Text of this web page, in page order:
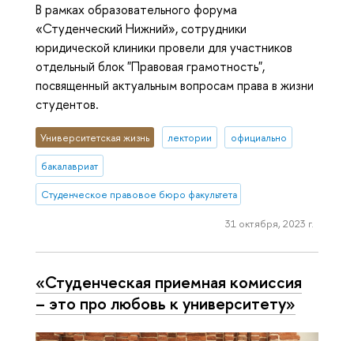
В рамках образовательного форума
«Студенческий Нижний», сотрудники
юридической клиники провели для участников
отдельный блок "Правовая грамотность",
посвященный актуальным вопросам права в жизни
студентов.
Университетская жизнь лектории официально
бакалавриат
Студенческое правовое бюро факультета права (Нижний
31 октября, 2023 г.
«Студенческая приемная комиссия
– это про любовь к университету»